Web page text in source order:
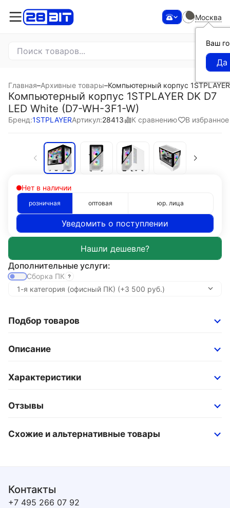
Москва
Ваш
Главная–Архивные товары–Компьютерный корпус
Компьютерный корпус 1STPLAYER DK D7
LED White (D7-WH-3F1-W)
Бренд:1STPLAYERАртикул:28413 К сравнению В избранное
Нет в наличии
розничная оптовая юр. лица
Уведомить о поступлении
Дополнительные услуги:
Сборка ПК
Подбор товаров
Описание
Характеристики
Отзывы
Схожие и альтернативные товары
Контакты
+7 495 266 07 92